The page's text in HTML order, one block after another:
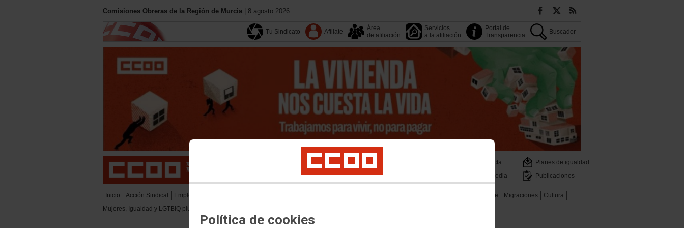
Política de cookies
Comisiones Obreras de la Región de Murcia | 8 agosto 2026.
Tu Sindicato Afíliate
Área
de afiliación
Servicios
a la afiliación
Portal de
Transparencia
Buscador
Contacta
Planes de igualdad
Calendario
Multimedia Publicaciones
Inicio Acción Sindical Empleo Medio Ambiente Migraciones
Cultura
Mujeres, Igualdad y LGTBIQ plus